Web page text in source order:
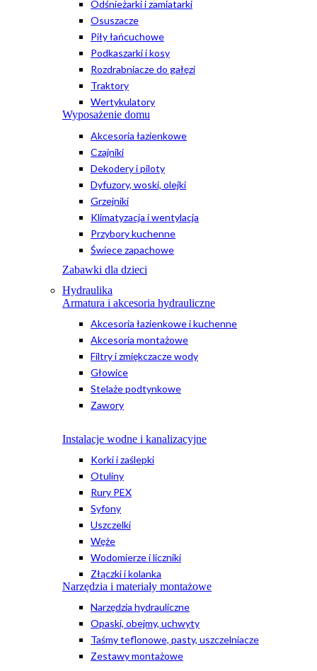
Odśnieżarki i zamiatarki
Osuszacze
Piły łańcuchowe
Podkaszarki i kosy
Rozdrabniacze do gałęzi
Traktory
Wertykulatory
Wyposażenie domu
Akcesoria łazienkowe
Czajniki
Dekodery i piloty
Dyfuzory, woski, olejki
Grzejniki
Klimatyzacja i wentylacja
Przybory kuchenne
Świece zapachowe
Zabawki dla dzieci
Hydraulika
Armatura i akcesoria hydrauliczne
Akcesoria łazienkowe i kuchenne
Akcesoria montażowe
Filtry i zmiękczacze wody
Głowice
Stelaże podtynkowe
Zawory
Instalacje wodne i kanalizacyjne
Korki i zaślepki
Otuliny
Rury PEX
Syfony
Uszczelki
Węże
Wodomierze i liczniki
Złączki i kolanka
Narzędzia i materiały montażowe
Narzędzia hydrauliczne
Opaski, obejmy, uchwyty
Taśmy teflonowe, pasty, uszczelniacze
Zestawy montażowe